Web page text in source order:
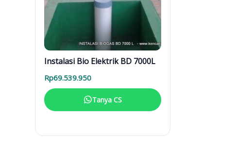
Instalasi Bio Elektrik BD 7000L
Rp69.539.950
Tanya CS